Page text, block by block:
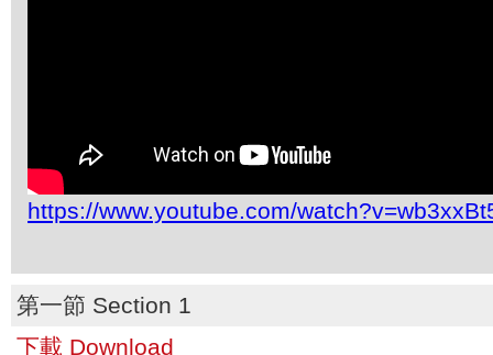
https://www.youtube.com/
第一節 Section 1
下載 Download